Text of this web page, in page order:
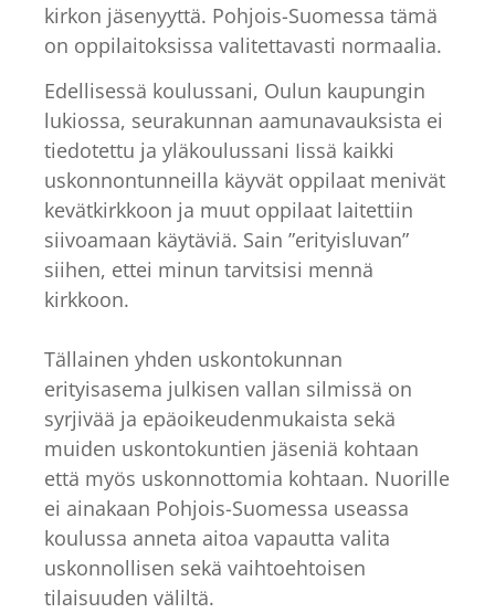
kirkon jäsenyyttä. Pohjois-Suomessa tämä
on oppilaitoksissa valitettavasti normaalia.
Edellisessä koulussani, Oulun kaupungin
lukiossa, seurakunnan aamunavauksista ei
tiedotettu ja yläkoulussani Iissä kaikki
uskonnontunneilla käyvät oppilaat menivät
kevätkirkkoon ja muut oppilaat laitettiin
siivoamaan käytäviä. Sain ”erityisluvan”
siihen, ettei minun tarvitsisi mennä
kirkkoon.
Tällainen yhden uskontokunnan
erityisasema julkisen vallan silmissä on
syrjivää ja epäoikeudenmukaista sekä
muiden uskontokuntien jäseniä kohtaan
että myös uskonnottomia kohtaan. Nuorille
ei ainakaan Pohjois-Suomessa useassa
koulussa anneta aitoa vapautta valita
uskonnollisen sekä vaihtoehtoisen
tilaisuuden väliltä.